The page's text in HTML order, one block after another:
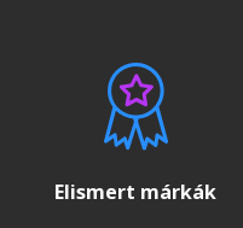
Elismert márkák